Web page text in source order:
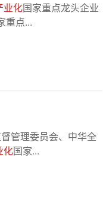
业化国家重点龙头企业
重点...
管理委员会、中华全
化国家...